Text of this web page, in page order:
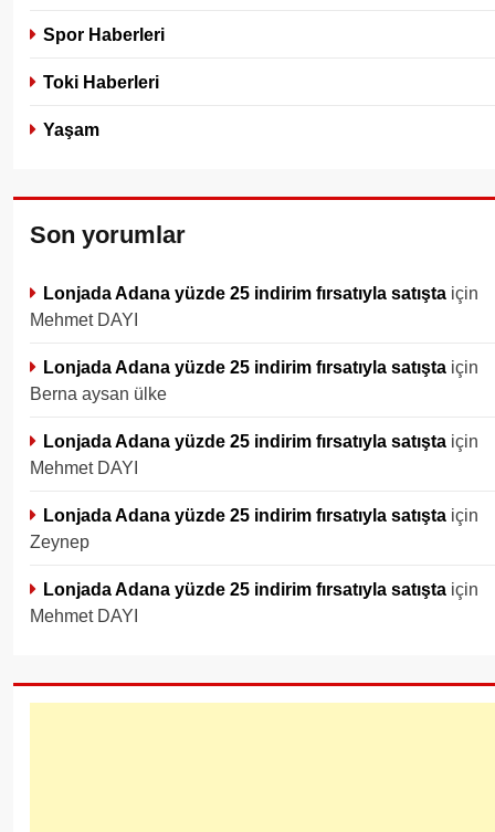
Spor Haberleri
Toki Haberleri
Yaşam
Son yorumlar
Lonjada Adana yüzde 25 indirim fırsatıyla satışta için
Mehmet DAYI
Lonjada Adana yüzde 25 indirim fırsatıyla satışta için
Berna aysan ülke
Lonjada Adana yüzde 25 indirim fırsatıyla satışta için
Mehmet DAYI
Lonjada Adana yüzde 25 indirim fırsatıyla satışta için
Zeynep
Lonjada Adana yüzde 25 indirim fırsatıyla satışta için
Mehmet DAYI